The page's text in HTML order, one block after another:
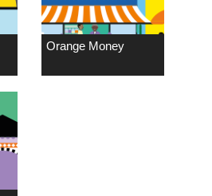
Orange Money